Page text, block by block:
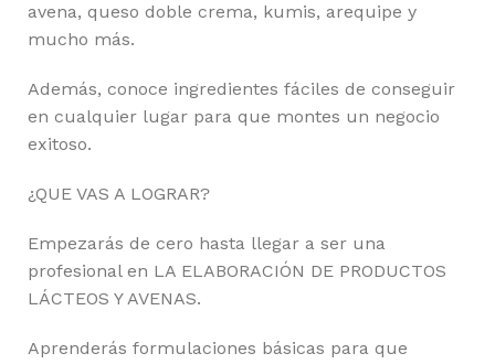
avena, queso doble crema, kumis, arequipe y
mucho más.
Además, conoce ingredientes fáciles de conseguir
en cualquier lugar para que montes un negocio
exitoso.
¿QUE VAS A LOGRAR?
Empezarás de cero hasta llegar a ser una
profesional en LA ELABORACIÓN DE PRODUCTOS
LÁCTEOS Y AVENAS.
Aprenderás formulaciones básicas para que